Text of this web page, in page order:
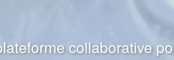
collaborative